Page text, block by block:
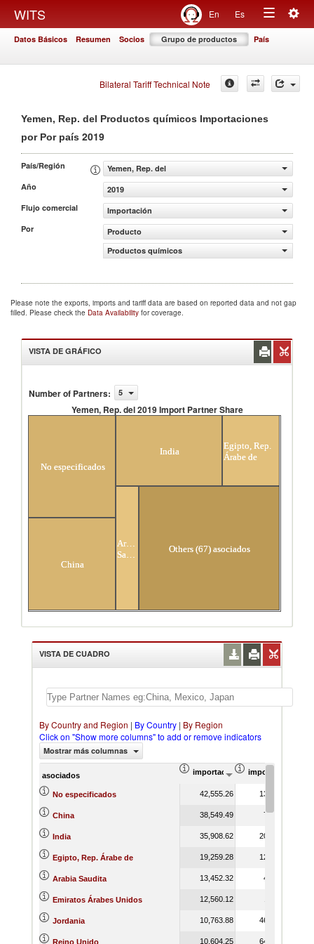
WITS En Es
Toggle
Datos Básicos Resumen Socios Grupo de productos País
Bilateral Tariff Technical Note
Yemen, Rep. del Productos químicos Importaciones
por Por país 2019
País/Región
Yemen, Rep. del
Año
2019
Flujo comercial
Importación
Por
Producto
Productos químicos
Please note the exports, imports and tariff data are based on reported data and not gap
filled. Please check the Data Availability for coverage.
VISTA DE GRÁFICO
Number of Partners: 5
Yemen, Rep. del 2019 Import Partner Share
No especificados
China
India
Egipto, Rep.
Árabe de
Arabia
Others (67) asociados
VISTA DE CUADRO
By Country and Region | By Country | By Region
Click on "Show more columns" to add or remove indicators
Mostrar más columnas
asociados importación Valor del comercio
importación
No especificados 42,555.26 13.99
China 38,549.49 7.88
India 35,908.62 20.55
Egipto, Rep. Árabe de 19,259.28 12.98
Arabia Saudita 13,452.32 4.42
Emiratos Árabes Unidos 12,560.12
Jordania 10,763.88 46.19
Reino Unido 10,604.25 64.81